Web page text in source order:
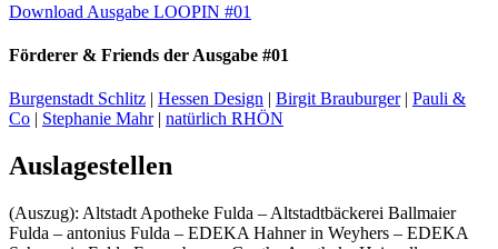
Download Ausgabe LOOPIN #01
Förderer & Friends der Ausgabe #01
Burgenstadt Schlitz | Hessen Design | Birgit Brauburger| Pauli &
Co | Stephanie Mahr| natürlich RHÖN
Auslagestellen
(Auszug): Altstadt Apotheke Fulda – Altstadtbäckerei Ballmaier
Fulda – antonius Fulda – EDEKA Hahner in Weyhers – EDEKA